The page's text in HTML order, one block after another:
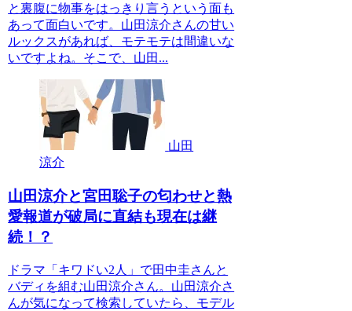
と裏腹に物事をはっきり言うという面も
あって面白いです。山田涼介さんの甘い
ルックスがあれば、モテモテは間違いな
いですよね。そこで、山田...
山田
涼介
山田涼介と宮田聡子の匂わせと熱
愛報道が破局に直結も現在は継
続！？
ドラマ「キワドい2人」で田中圭さんと
バディを組む山田涼介さん。山田涼介さ
んが気になって検索していたら、モデル